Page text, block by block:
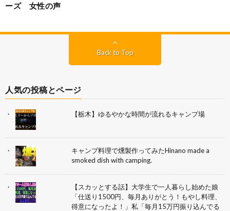
ーズ 女性の声
Back to Top
人気の投稿とページ
【栃木】ゆるやかな時間が流れるキャンプ場
キャンプ料理で燻製作ってみたHinano made a
smoked dish with camping.
【スカッとする話】大学生で一人暮らし始めた娘
「仕送り1500円、毎月ありがとう！もやし料理、
得意になったよ！」私「毎月15万円振り込んでる